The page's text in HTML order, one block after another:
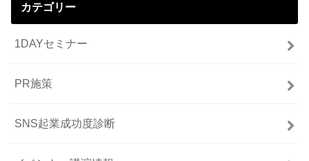
カテゴリー
1DAYセミナー
PR施策
SNS起業成功度診断